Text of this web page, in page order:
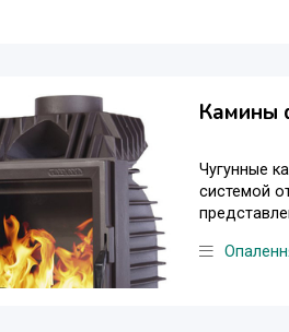
Камины
Чугунные
системой